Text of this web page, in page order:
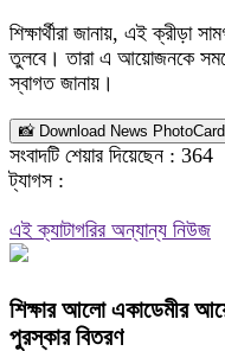
শিক্ষার্থীরা জানায়, এই ক্রীড়া
তুলবে। তারা এ আয়োজনকে
স্বাগত জানায়।
📸 Download News
সংবাদটি শেয়ার দিয়েছেন : 364
ট্যাগস :
এই ক্যাটাগরির অন্যান্য নিউজ
শিক্ষার আলো একাডেমীর
পুরস্কার বিতরণ